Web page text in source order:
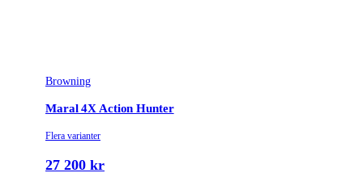
Browning
Maral 4X Action Hunter
Flera varianter
27 200 kr